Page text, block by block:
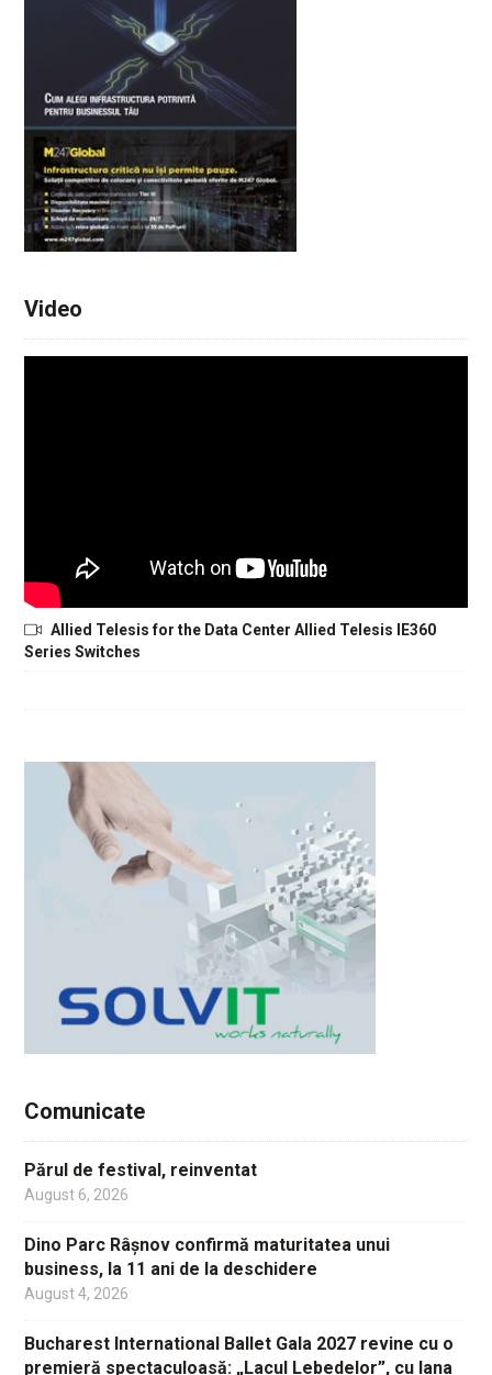
Video
Allied Telesis for the Data Center Allied Telesis IE360
Series Switches
Comunicate
Părul de festival, reinventat
August 6, 2026
Dino Parc Râșnov confirmă maturitatea unui
business, la 11 ani de la deschidere
August 4, 2026
Bucharest International Ballet Gala 2027 revine cu o
premieră spectaculoasă: „Lacul Lebedelor”, cu Iana